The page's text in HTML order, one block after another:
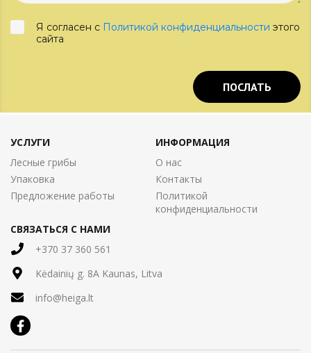
Я согласен с Политикой конфиденциальности этого
сайта
HEIGA
УСЛУГИ
Лесные грибы
Упаковка
Предложение работы
ИНФОРМАЦИЯ
О нас
Контакты
Политикой
конфиденциальности
СВЯЗАТЬСЯ С НАМИ
+370 37 360 561
Kėdainių g. 8A Kaunas, Litva
info@heiga.lt